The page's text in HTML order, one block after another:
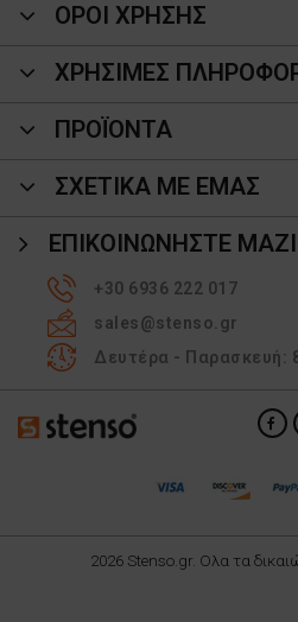
ΟΡΟΙ ΧΡΗΣΗΣ
ΧΡΗΣΙΜΕΣ
ΠΡΟΪΌΝΤΑ
ΣΧΕΤΙΚΑ ΜΕ ΕΜΑΣ
ΕΠΙΚΟΙΝΩΝΉΣΤΕ
+30 6936 222 017
sales@stenso.gr
Δευτέρα - Παρασκευή:
2026 Stenso.gr. Ολα τα